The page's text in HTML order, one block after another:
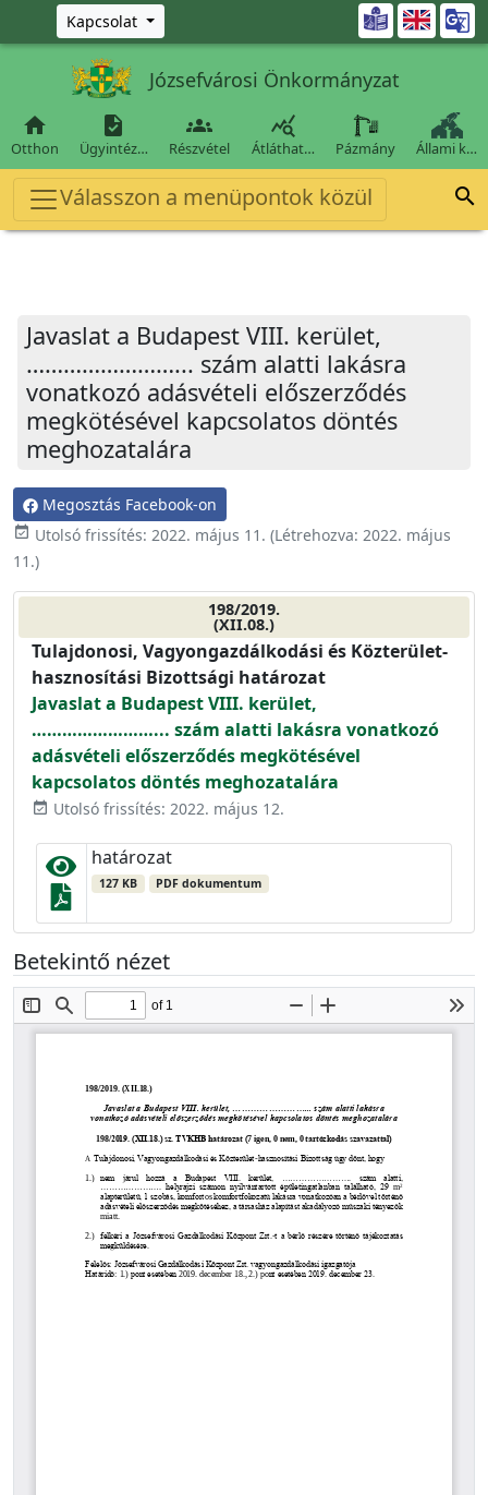
Ugrás a fő tartalomra
Kapcsolat 
Józsefvárosi Önkormányzat

Otthon

Ügyintéz…

Részvétel

Átláthat… Pázmány Állami k…
Válasszon a menüpontok közül 
Javaslat a Budapest VIII. kerület,
……………………... szám alatti lakásra
vonatkozó adásvételi előszerződés
megkötésével kapcsolatos döntés
meghozatalára
Megosztás Facebook-on
event_available Utolsó frissítés: 2022. május 11. (Létrehozva: 2022. május
11.)
198/2019.
(XII.08.)
Tulajdonosi, Vagyongazdálkodási és Közterület-
hasznosítási Bizottsági határozat
Javaslat a Budapest VIII. kerület,
……………………... szám alatti lakásra vonatkozó
adásvételi előszerződés megkötésével
kapcsolatos döntés meghozatalára
event_available Utolsó frissítés: 2022. május 12.
határozat
127 KB PDF dokumentum
Betekintő nézet